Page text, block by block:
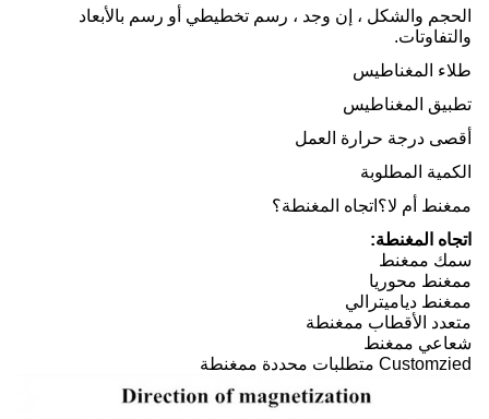
الحجم والشكل ، إن وجد ، رسم تخطيطي أو رسم بالأبعاد
والتفاوتات.
طلاء المغناطيس
تطبيق المغناطيس
أقصى درجة حرارة العمل
الكمية المطلوبة
ممغنط أم لا؟اتجاه المغنطة؟
اتجاه المغنطة:
سمك ممغنط
ممغنط محوريا
ممغنط دياميترالي
متعدد الأقطاب ممغنطة
شعاعي ممغنط
Customzied متطلبات محددة ممغنطة